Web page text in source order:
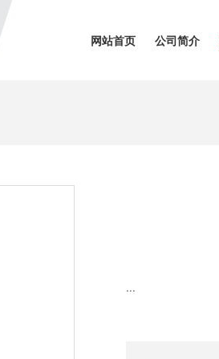
网站首页 公司简介
...